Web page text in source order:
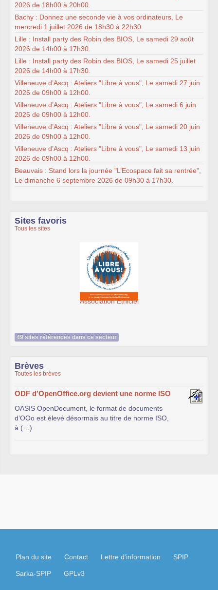
2026 de 18h00 à 20h00.
Bachy : Donnez une seconde vie à vos ordinateurs, Le
mercredi 1 juillet 2026 de 18h30 à 22h30.
Lille : Install party des Robin des BIOS, Le samedi 29 août
2026 de 14h00 à 17h30.
Lille : Install party des Robin des BIOS, Le samedi 25 juillet
2026 de 14h00 à 17h30.
Villeneuve d’Ascq : Ateliers "Libre à vous", Le samedi 27 juin
2026 de 09h00 à 12h00.
Villeneuve d’Ascq : Ateliers "Libre à vous", Le samedi 6 juin
2026 de 09h00 à 12h00.
Villeneuve d’Ascq : Ateliers "Libre à vous", Le samedi 20 juin
2026 de 09h00 à 12h00.
Villeneuve d’Ascq : Ateliers "Libre à vous", Le samedi 13 juin
2026 de 09h00 à 12h00.
Beauvais : Stand lors la journée "L’Ecospace fait sa rentrée",
Le dimanche 6 septembre 2026 de 09h30 à 17h30.
Sites favoris
Tous les sites
49 sites référencés dans ce secteur
Brèves
Toutes les brèves
ODF d’OpenOffice.org devient une norme ISO
OASIS OpenDocument, le format de documents
d’OOo est élevé désormais au titre de norme ISO,
à (…)
Plan du site Contact Lettre d'information SPIP
Sarka-SPIP GPLv3